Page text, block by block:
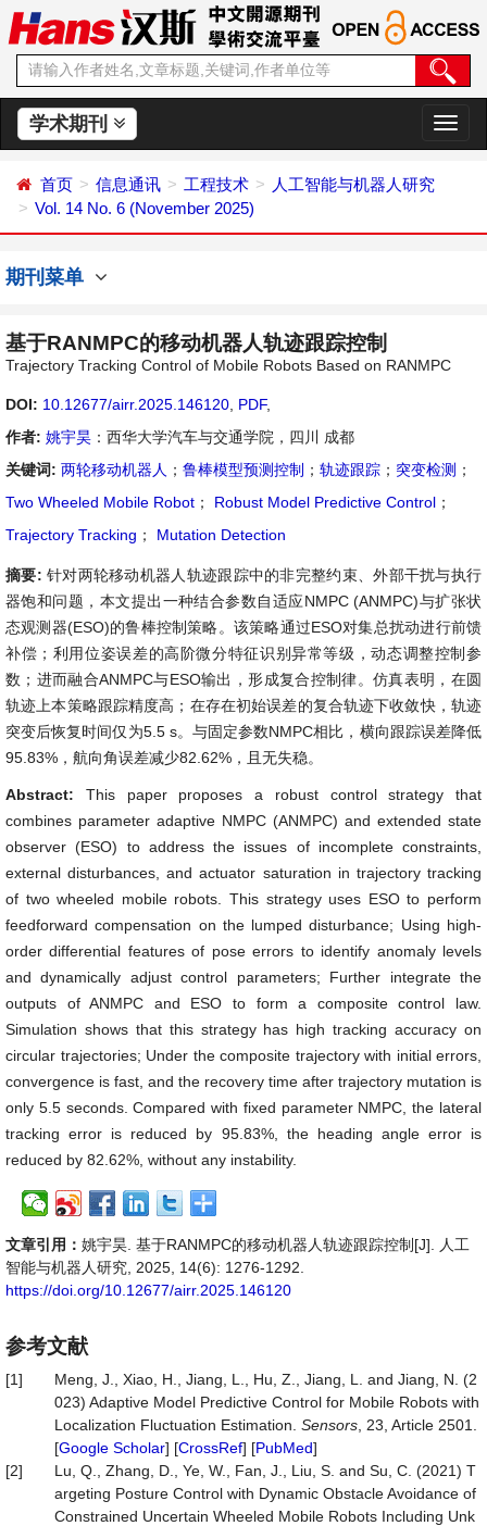
学术期刊
切
换
首页 信息通讯 工程技术
人工智能与机器人研究
Vol. 14 No. 6 (November 2025)
期刊菜单
基于RANMPC的移动机器人轨迹跟踪控制
Trajectory Tracking Control of Mobile Robots Based on RANMPC
DOI: 10.12677/airr.2025.146120 PDF,
作者: 姚宇昊 ：西华大学汽车与交通学院，四川 成都
关键词: 两轮移动机器人 ； 鲁棒模型预测控制 ； 轨迹跟踪 ； 突变检测 ；
Two Wheeled Mobile Robot ； Robust Model Predictive Control ；
Trajectory Tracking ； Mutation Detection
摘要: 针对两轮移动机器人轨迹跟踪中的非完整约束、外部干扰与执行
器饱和问题，本文提出一种结合参数自适应NMPC (ANMPC)与扩张状
态观测器(ESO)的鲁棒控制策略。该策略通过ESO对集总扰动进行前馈
补偿；利用位姿误差的高阶微分特征识别异常等级，动态调整控制参
数；进而融合ANMPC与ESO输出，形成复合控制律。仿真表明，在圆
轨迹上本策略跟踪精度高；在存在初始误差的复合轨迹下收敛快，轨迹
突变后恢复时间仅为5.5 s。与固定参数NMPC相比，横向跟踪误差降低
95.83%，航向角误差减少82.62%，且无失稳。
Abstract: This paper proposes a robust control strategy that
combines parameter adaptive NMPC (ANMPC) and extended state
observer (ESO) to address the issues of incomplete constraints,
external disturbances, and actuator saturation in trajectory tracking
of two wheeled mobile robots. This strategy uses ESO to perform
feedforward compensation on the lumped disturbance; Using high-
order differential features of pose errors to identify anomaly levels
and dynamically adjust control parameters; Further integrate the
outputs of ANMPC and ESO to form a composite control law.
Simulation shows that this strategy has high tracking accuracy on
circular trajectories; Under the composite trajectory with initial errors,
convergence is fast, and the recovery time after trajectory mutation is
only 5.5 seconds. Compared with fixed parameter NMPC, the lateral
tracking error is reduced by 95.83%, the heading angle error is
reduced by 82.62%, without any instability.
文章引用： 姚宇昊. 基于RANMPC的移动机器人轨迹跟踪控制[J]. 人工
智能与机器人研究, 2025, 14(6): 1276-1292.
https://doi.org/10.12677/airr.2025.146120
参考文献
[1]
Meng, J., Xiao, H., Jiang, L., Hu, Z., Jiang, L. and Jiang, N. (2
023) Adaptive Model Predictive Control for Mobile Robots with
Localization Fluctuation Estimation. Sensors , 23, Article 2501.
[Google Scholar] [CrossRef] [PubMed]
[2]
Lu, Q., Zhang, D., Ye, W., Fan, J., Liu, S. and Su, C. (2021) T
argeting Posture Control with Dynamic Obstacle Avoidance of
Constrained Uncertain Wheeled Mobile Robots Including Unk